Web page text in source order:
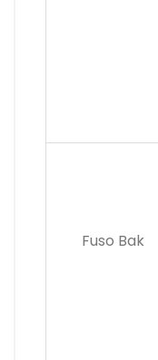
Fuso Bak